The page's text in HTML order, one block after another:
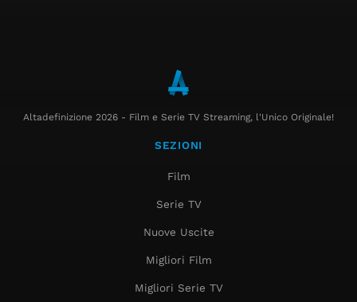
Altadefinizione 2026 - Film e Serie TV Streaming, l'Unico Originale!
SEZIONI
Film
Serie TV
Nuove Uscite
Migliori Film
Migliori Serie TV